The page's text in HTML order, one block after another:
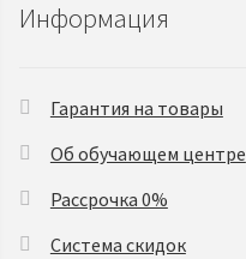
Информация
Гарантия на товары
Об обучающем центре
Рассрочка 0%
Система скидок